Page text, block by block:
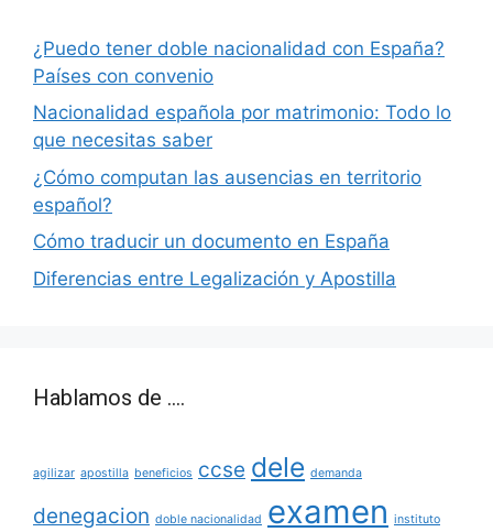
¿Puedo tener doble nacionalidad con España?
Países con convenio
Nacionalidad española por matrimonio: Todo lo
que necesitas saber
¿Cómo computan las ausencias en territorio
español?
Cómo traducir un documento en España
Diferencias entre Legalización y Apostilla
Hablamos de ….
agilizar apostilla beneficios ccse dele demanda
denegacion doble nacionalidad examen instituto